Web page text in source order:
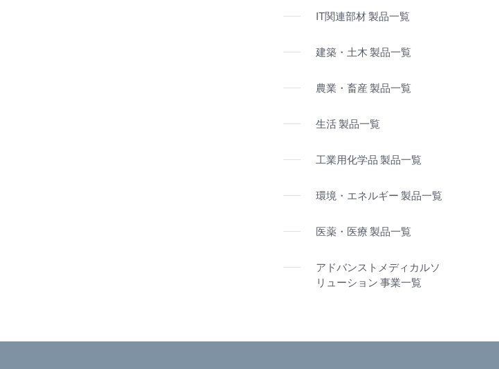
IT関連部材 製品一覧
建築・土木 製品一覧
農業・畜産 製品一覧
生活 製品一覧
工業用化学品 製品一覧
環境・エネルギー 製品一覧
医薬・医療 製品一覧
アドバンストメディカルソ
リューション 事業一覧